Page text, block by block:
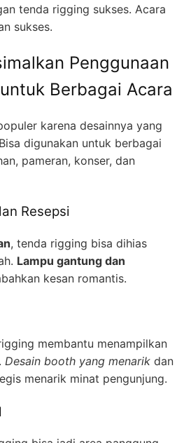
tenda rigging sukses. Acara
sukses.
Penggunaan
Berbagai Acara
karena desainnya yang
digunakan untuk berbagai
pameran, konser, dan
Resepsi
, tenda rigging bisa dihias
Lampu gantung dan
kesan romantis.
membantu menampilkan
Desain booth yang menarik dan
menarik minat pengunjung.